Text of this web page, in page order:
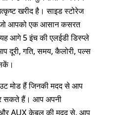
खरीद है। साइड स्टोरेज
आपको एक आसान कसरत
आगे 5 इंच की एलईडी डिस्प्ले
दूरी, गति, समय, कैलोरी, पल्स
मोड हैं जिनकी मदद से आप
सकते हैं। आप अपनी
AUX केबल की मदद से, आप